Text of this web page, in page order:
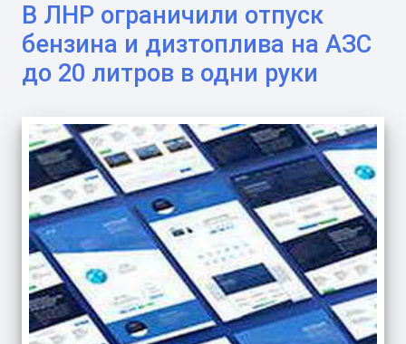
В ЛНР ограничили отпуск
бензина и дизтоплива на АЗС
до 20 литров в одни руки